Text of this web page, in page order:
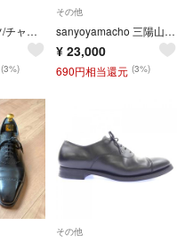
三陽山長/ブーツ/チャッカブーツ/スエード/ブラウン/ATM-WTR/メンズ/12800/ALL
(3%)
その他
sanyoyamacho 三陽山長 ビジネスシューズ 表記サイズ:27cm ストレートチップ/スエード ブラウン メンズ / 240001203293
¥ 23,000
690円相当還元 (3%)
その他